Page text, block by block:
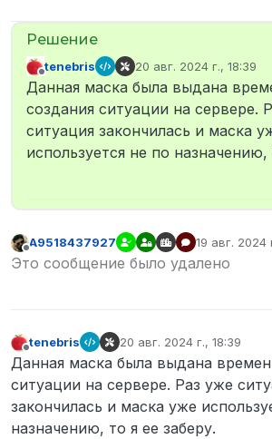
Не в сети
tenebris 20 авг. 2024 г., 18:39
отредактировано
Данная маска была выдана
создания ситуации на сервере.
ситуация закончилась и маска
используется не по назначению,
Не в сети
A9518437927 19 авг. 2024
Это сообщение было удалено
tenebris 20 авг. 2024 г., 18:39
отредактировано
Данная маска была выдана
ситуации на сервере. Раз уже
закончилась и маска уже
назначению, то я ее заберу.